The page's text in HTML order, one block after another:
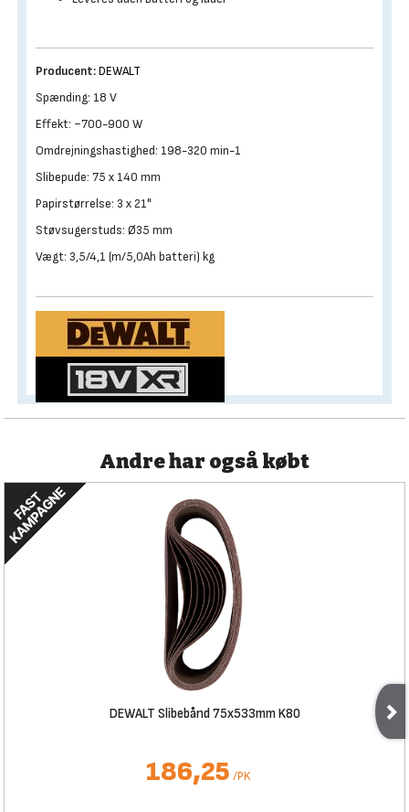
Producent:DEWALT
Spænding: 18 V
Effekt: ~700-900 W
Omdrejningshastighed: 198-320 min-1
Slibepude: 75 x 140 mm
Papirstørrelse: 3 x 21"
Støvsugerstuds: Ø35 mm
Vægt: 3,5/4,1 (m/5,0Ah batteri) kg
Andre har også købt
DEWALT Slibebånd 75x533mm K80
186,25 /PK